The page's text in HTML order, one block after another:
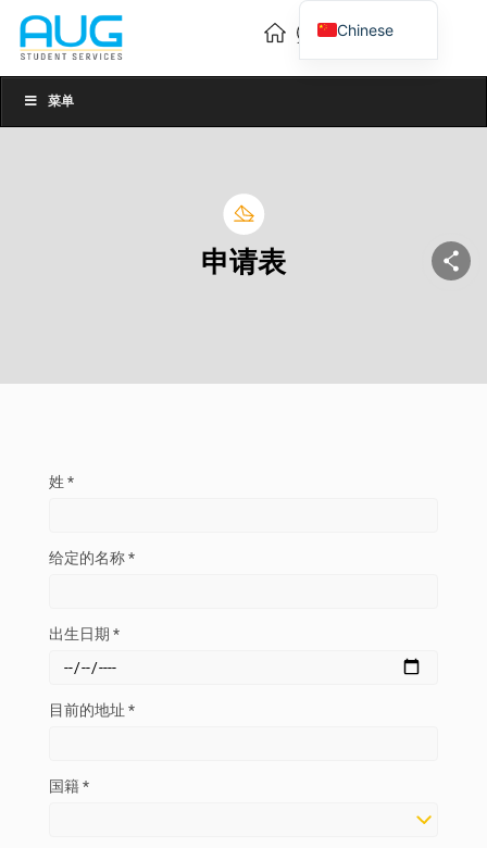
菜单
申请表
姓 *
给定的名称 *
出生日期 *
目前的地址 *
国籍 *
Chinese